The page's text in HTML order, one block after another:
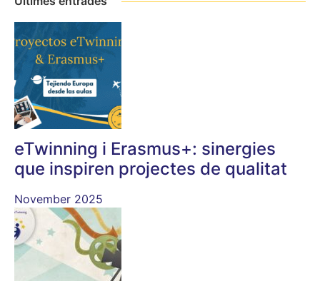
eTwinning i Erasmus+: sinergies
que inspiren projectes de qualitat
November 2025